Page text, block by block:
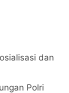
dan
Polri